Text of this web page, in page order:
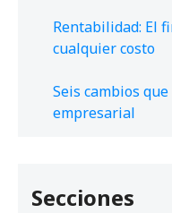
Rentabilidad: El
cualquier costo
Seis cambios
empresarial
Secciones